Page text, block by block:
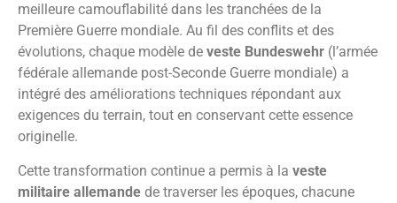
meilleure camouflabilité dans les tranchées de la
Première Guerre mondiale. Au fil des conflits et des
évolutions, chaque modèle de veste Bundeswehr (l’armée
fédérale allemande post-Seconde Guerre mondiale) a
intégré des améliorations techniques répondant aux
exigences du terrain, tout en conservant cette essence
originelle.
Cette transformation continue a permis à la veste
militaire allemande de traverser les époques, chacune